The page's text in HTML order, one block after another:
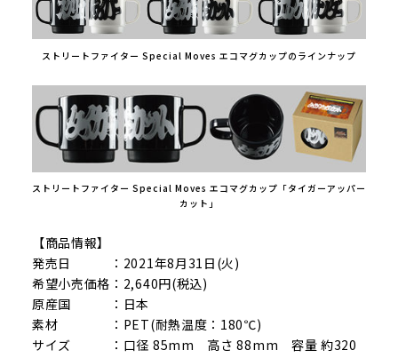
ストリートファイター Special Moves エコマグカップのラインナップ
ストリートファイター Special Moves エコマグカップ「タイガーアッパー
カット」
【商品情報】
発売日 ：2021年8月31日(火)
希望小売価格：2,640円(税込)
原産国 ：日本
素材 ：PET(耐熱温度：180℃)
サイズ ：口径 85mm 高さ 88mm 容量 約320